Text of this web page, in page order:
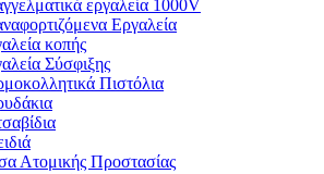
εργαλεία 1000V
Εργαλεία
κοπής
Σύσφιξης
Πιστόλια
Ατομικής Προστασίας